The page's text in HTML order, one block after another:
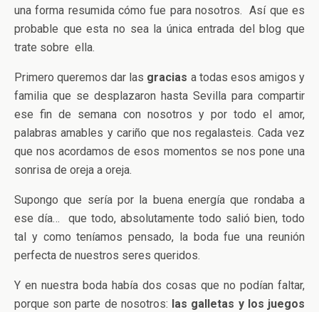
una forma resumida cómo fue para nosotros. Así que es
probable que esta no sea la única entrada del blog que
trate sobre ella.
Primero queremos dar las gracias a todas esos amigos y
familia que se desplazaron hasta Sevilla para compartir
ese fin de semana con nosotros y por todo el amor,
palabras amables y cariño que nos regalasteis. Cada vez
que nos acordamos de esos momentos se nos pone una
sonrisa de oreja a oreja.
Supongo que sería por la buena energía que rondaba a
ese día… que todo, absolutamente todo salió bien, todo
tal y como teníamos pensado, la boda fue una reunión
perfecta de nuestros seres queridos.
Y en nuestra boda había dos cosas que no podían faltar,
porque son parte de nosotros: las galletas y los juegos